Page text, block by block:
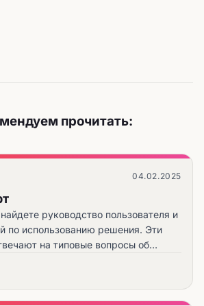
прочитать:
04.02.2025
руководство пользователя и
по использованию решения. Эти
на типовые вопросы об
запуске интернет-магазина.